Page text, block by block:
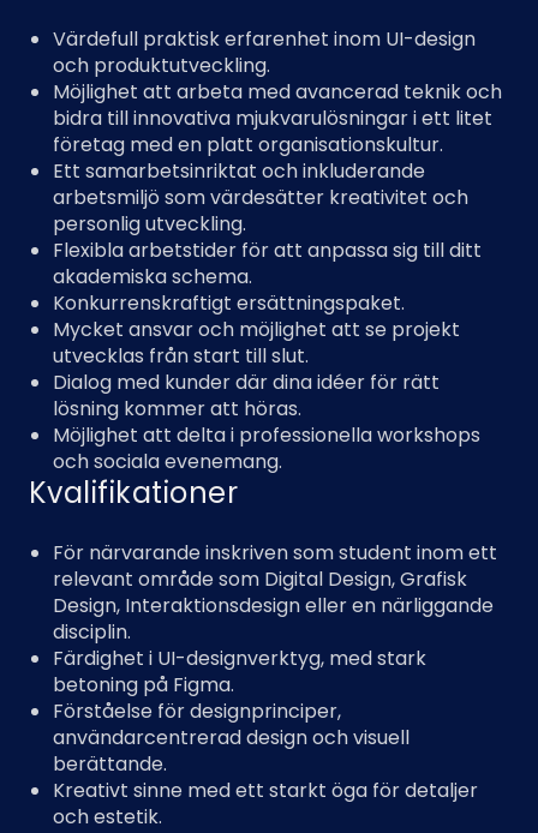
Värdefull praktisk erfarenhet inom UI-design
och produktutveckling.
Möjlighet att arbeta med avancerad teknik och
bidra till innovativa mjukvarulösningar i ett litet
företag med en platt organisationskultur.
Ett samarbetsinriktat och inkluderande
arbetsmiljö som värdesätter kreativitet och
personlig utveckling.
Flexibla arbetstider för att anpassa sig till ditt
akademiska schema.
Konkurrenskraftigt ersättningspaket.
Mycket ansvar och möjlighet att se projekt
utvecklas från start till slut.
Dialog med kunder där dina idéer för rätt
lösning kommer att höras.
Möjlighet att delta i professionella workshops
och sociala evenemang.
Kvalifikationer
För närvarande inskriven som student inom ett
relevant område som Digital Design, Grafisk
Design, Interaktionsdesign eller en närliggande
disciplin.
Färdighet i UI-designverktyg, med stark
betoning på Figma.
Förståelse för designprinciper,
användarcentrerad design och visuell
berättande.
Kreativt sinne med ett starkt öga för detaljer
och estetik.